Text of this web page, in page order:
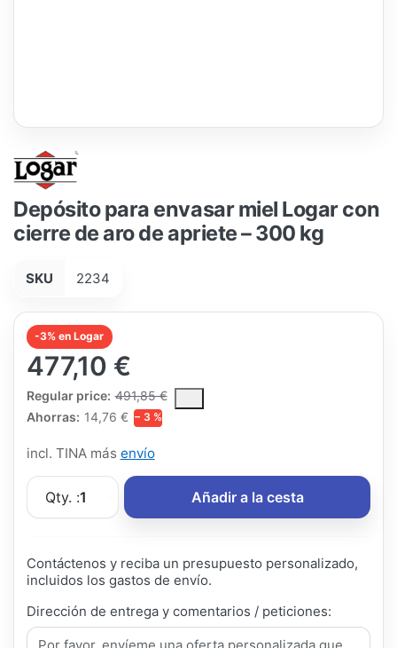
Depósito para envasar miel Logar con
cierre de aro de apriete – 300 kg
SKU 2234
-3% en Logar
477,10 €
Regular price: 491,85 €
The Regular Price is the median selling price paid by
Ahorras: 14,76 € − 3 %
incl. TINA más envío
Qty. :1 Añadir a la cesta
Contáctenos y reciba un presupuesto personalizado,
incluidos los gastos de envío.
Dirección de entrega y comentarios / peticiones: